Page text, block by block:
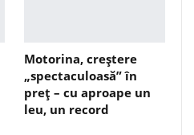
Motorina, creștere
„spectaculoasă” în
preț – cu aproape un
leu, un record